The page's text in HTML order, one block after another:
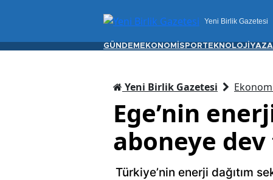
Yeni Birlik Gazetesi
GÜNDEM EKONOMİ SPORTEKNOLOJİ
Yeni Birlik Gazetesi
Ege’nin
aboneye dev
Türkiye’nin enerji dağıtım